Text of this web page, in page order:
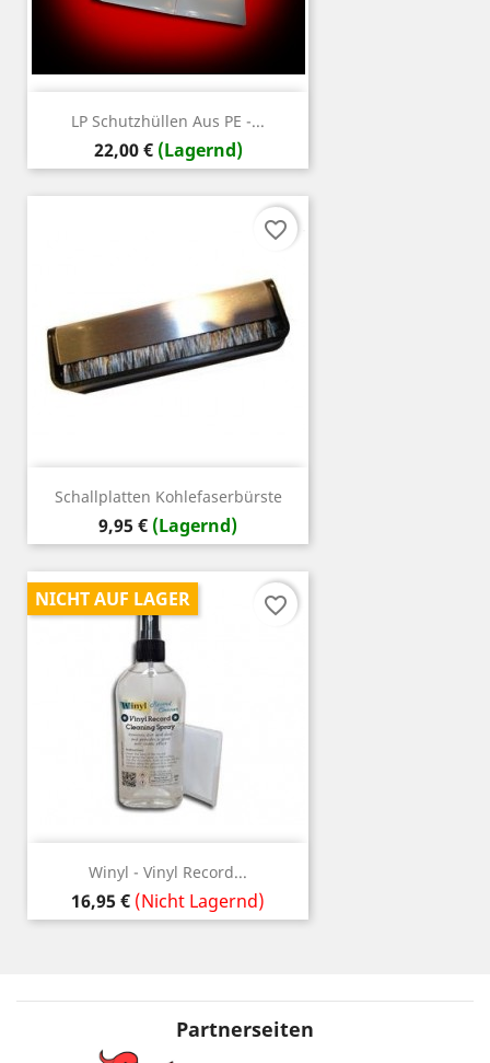
LP Schutzhüllen Aus PE -...
Preis
22,00 € (Lagernd)
Schallplatten Kohlefaserbürste
Preis
9,95 € (Lagernd)
favorite_border
Winyl - Vinyl Record...
Preis
16,95 € (Nicht Lagernd)
NICHT AUF LAGER favorite_border
Partnerseiten